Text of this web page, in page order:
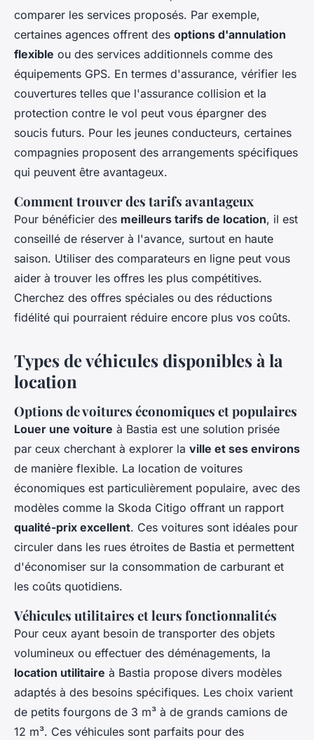
comparer les services proposés. Par exemple,
certaines agences offrent des options d'annulation
flexible ou des services additionnels comme des
équipements GPS. En termes d'assurance, vérifier les
couvertures telles que l'assurance collision et la
protection contre le vol peut vous épargner des
soucis futurs. Pour les jeunes conducteurs, certaines
compagnies proposent des arrangements spécifiques
qui peuvent être avantageux.
Comment trouver des tarifs avantageux
Pour bénéficier des meilleurs tarifs de location, il est
conseillé de réserver à l'avance, surtout en haute
saison. Utiliser des comparateurs en ligne peut vous
aider à trouver les offres les plus compétitives.
Cherchez des offres spéciales ou des réductions
fidélité qui pourraient réduire encore plus vos coûts.
Types de véhicules disponibles à la
location
Options de voitures économiques et populaires
Louer une voiture à Bastia est une solution prisée
par ceux cherchant à explorer la ville et ses environs
de manière flexible. La location de voitures
économiques est particulièrement populaire, avec des
modèles comme la Skoda Citigo offrant un rapport
qualité-prix excellent. Ces voitures sont idéales pour
circuler dans les rues étroites de Bastia et permettent
d'économiser sur la consommation de carburant et
les coûts quotidiens.
Véhicules utilitaires et leurs fonctionnalités
Pour ceux ayant besoin de transporter des objets
volumineux ou effectuer des déménagements, la
location utilitaire à Bastia propose divers modèles
adaptés à des besoins spécifiques. Les choix varient
de petits fourgons de 3 m³ à de grands camions de
12 m³. Ces véhicules sont parfaits pour des